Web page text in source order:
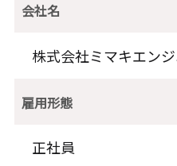
会社名
株式会社ミマキエン
雇用形態
正社員